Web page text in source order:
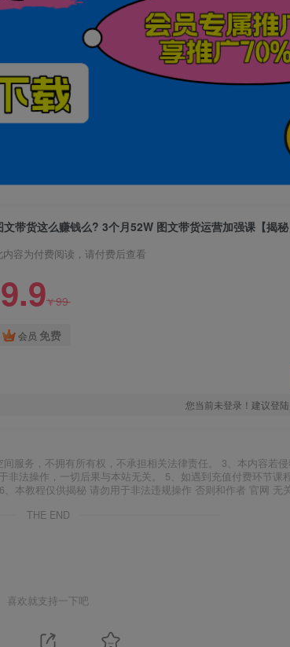
文带货这么赚钱么? 3个月52W 图文带货运营加强课【揭秘
内容为付费阅读，请付费后查看
9.9¥99
会员 免费
您当前未登录！建议登
服务，不拥有所有权，不承担相关法律责任。 3、本内容若
法操作，一切后果与本站无关。 5、如遇到充值付费环节课
本教程仅供揭秘 请勿用于非法违规操作 否则和作者 官网 无
THE END
喜欢就支持一下吧